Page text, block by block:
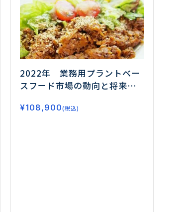
2022年 業務用プラントベー
スフード市場の動向と将来展
長する代替肉使用食品、今後
¥108,900(税込)